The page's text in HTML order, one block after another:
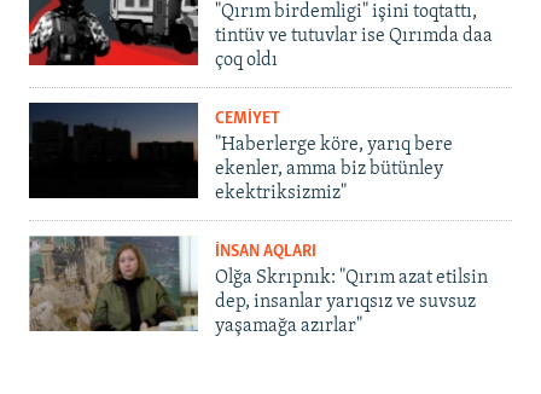
"Qırım birdemligi" işini toqtattı,
tintüv ve tutuvlar ise Qırımda daa
çoq oldı
CEMİYET
"Haberlerge köre, yarıq bere
ekenler, amma biz bütünley
ekektriksizmiz"
İNSAN AQLARI
Olğa Skrıpnık: "Qırım azat etilsin
dep, insanlar yarıqsız ve suvsuz
yaşamağa azırlar"